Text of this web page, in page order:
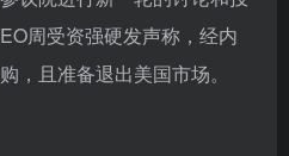
高票差通过了“TikTok剥离
律，字节跳动将不得不出